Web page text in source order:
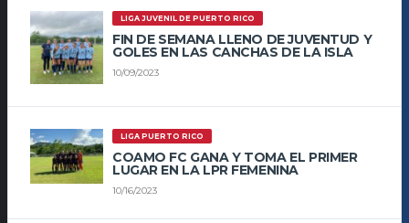
LIGA JUVENIL DE PUERTO RICO
FIN DE SEMANA LLENO DE JUVENTUD Y
GOLES EN LAS CANCHAS DE LA ISLA
10/09/2023
LIGA PUERTO RICO
COAMO FC GANA Y TOMA EL PRIMER
LUGAR EN LA LPR FEMENINA
10/16/2023